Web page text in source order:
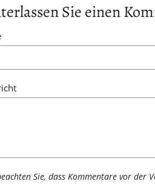
Sie einen
Sie, dass Kommentare vor der